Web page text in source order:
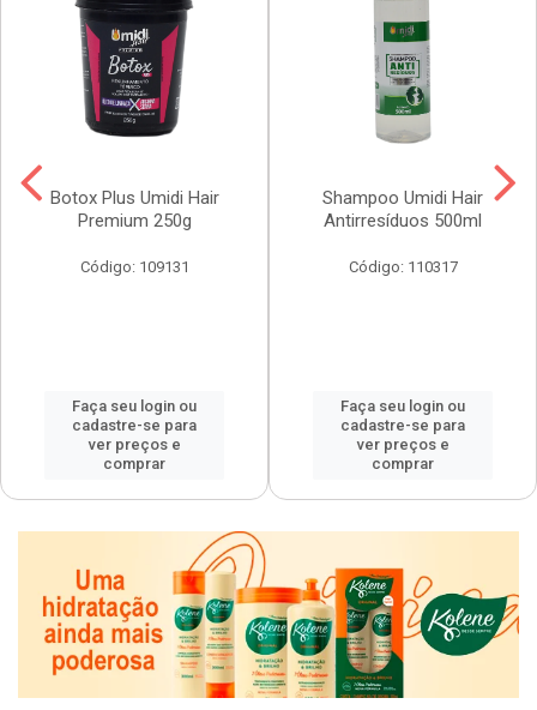
Botox Plus Umidi Hair
Premium 250g
Código: 109131
Faça seu login ou
cadastre-se para
ver preços e
comprar
Shampoo Umidi Hair
Antirresíduos 500ml
Código: 110317
Faça seu login ou
cadastre-se para
ver preços e
comprar